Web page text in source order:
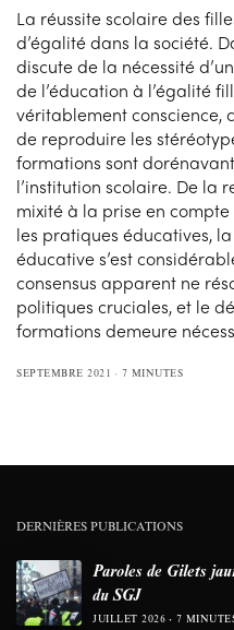
La réussite scolaire des
d’égalité dans la société.
discute de la nécessité
de l’éducation à l’égalité
véritablement conscience,
de reproduire les
formations sont
l’institution scolaire. De la
mixité à la prise en
les pratiques éducatives,
éducative s’est
consensus apparent ne
politiques cruciales, et le
formations demeure
SEPTEMBRE 2021 7 MINUTES
DERNIÈRES PUBLICATIONS
Paroles de Gilets
du SGJ
JUILLET 2026 7